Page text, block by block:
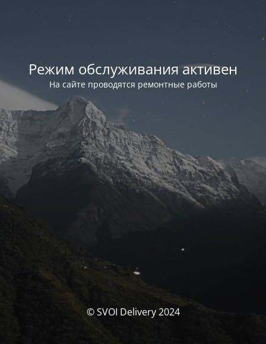
Режим обслуживания активен
На сайте проводятся ремонтные работы
© SVOI Delivery 2024